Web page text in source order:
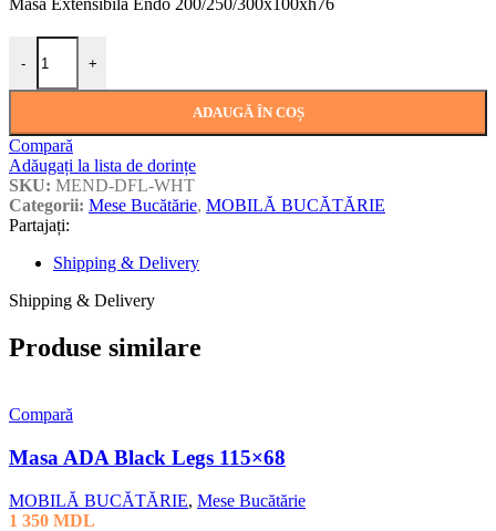
Masa Extensibila Endo 200/250/300x100xh76
-
Cantitate Masa Extensibila Endo 200/250/300x100xh76
+
ADAUGĂ ÎN COȘ
Compară
Adăugați la lista de dorințe
SKU: MEND-DFL-WHT
Categorii: Mese Bucătărie, MOBILĂ BUCĂTĂRIE
Partajați:
Shipping & Delivery
Shipping & Delivery
Produse similare
Compară
Masa ADA Black Legs 115×68
MOBILĂ BUCĂTĂRIE, Mese Bucătărie
1 350 MDL